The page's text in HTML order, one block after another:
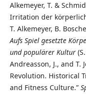
Alkemeyer, T. &
Irritation der
T. Alkemeyer, B.
Aufs Spiel gesetzte
und populärer Kultur
Andreasson, J., and T.
Revolution. Historical
and Fitness Culture.”